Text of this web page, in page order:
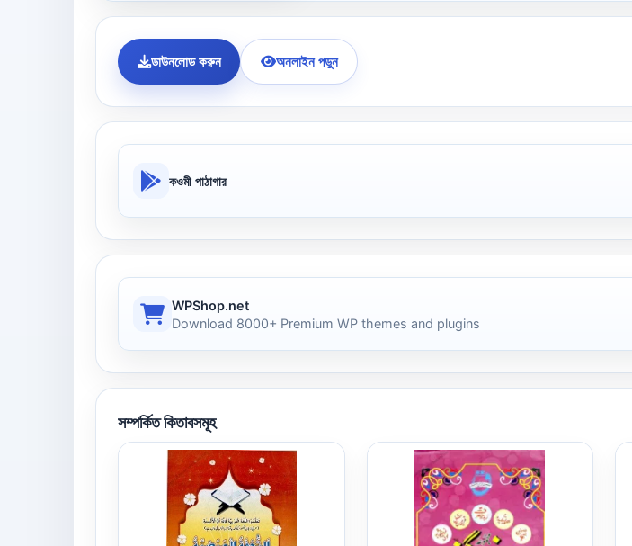
ডাউনলোড করুন অনলাইন পড়ুন
কওমী পাঠাগার
WPShop.net
Download 8000+ Premium WP themes and plugins
সম্পর্কিত কিতাবসমূহ